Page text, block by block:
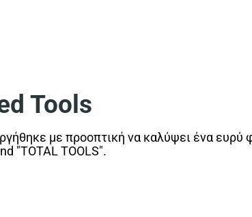
Tools
με προοπτική να καλύψει ένα ευρύ
"TOTAL TOOLS".